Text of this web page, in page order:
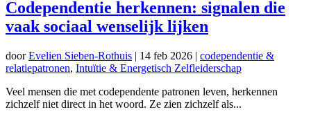
Codependentie herkennen: signalen die
vaak sociaal wenselijk lijken
doorEvelien Sieben-Rothuis | 14 feb 2026 | codependentie &
relatiepatronen, Intuïtie & Energetisch Zelfleiderschap
Veel mensen die met codependente patronen leven, herkennen
zichzelf niet direct in het woord. Ze zien zichzelf als...